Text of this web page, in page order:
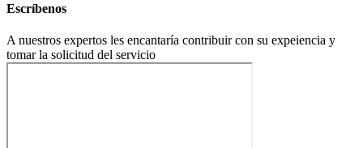
Escríbenos
A nuestros expertos les encantaría contribuir con su expeiencia y
tomar la solicitud del servicio